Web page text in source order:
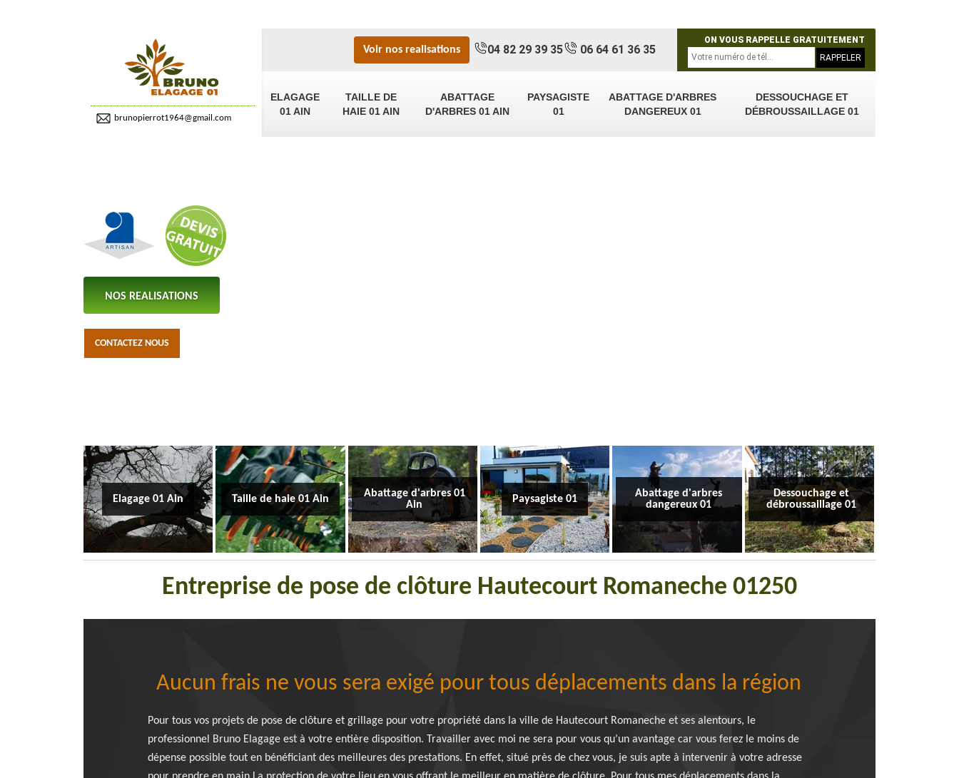
brunopierrot1964@gmail.com
ELAGAGE
01 AIN
TAILLE DE
HAIE 01 AIN
ABATTAGE
D'ARBRES 01 AIN
PAYSAGISTE
01
ABATTAGE D'ARBRES
DANGEREUX 01
DESSOUCHAGE ET
DÉBROUSSAILLAGE 01
Voir nos realisations 04 82 29 39 35 06 64 61 36 35
ON VOUS RAPPELLE GRATUITEMENT
NOS REALISATIONS
CONTACTEZ NOUS
Elagage 01 Ain Taille de haie 01 Ain
Abattage d'arbres 01
Ain
Paysagiste 01
Abattage d'arbres
dangereux 01
Dessouchage et
débroussaillage 01
Entreprise de pose de clôture Hautecourt Romaneche 01250
Aucun frais ne vous sera exigé pour tous déplacements dans la région
Pour tous vos projets de pose de clôture et grillage pour votre propriété dans la ville de Hautecourt Romaneche et ses alentours, le
professionnel Bruno Elagage est à votre entière disposition. Travailler avec moi ne sera pour vous qu’un avantage car vous ferez le moins de
dépense possible tout en bénéficiant des meilleures des prestations. En effet, situé près de chez vous, je suis apte à intervenir à votre adresse